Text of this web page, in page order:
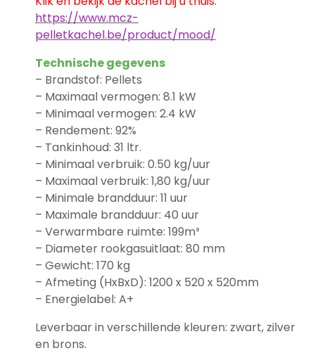
https://www.mcz-
pelletkachel.be/product/mood/
Technische gegevens
– Brandstof: Pellets
– Maximaal vermogen: 8.1 kW
– Minimaal vermogen: 2.4 kW
– Rendement: 92%
– Tankinhoud: 31 ltr.
– Minimaal verbruik: 0.50 kg/uur
– Maximaal verbruik: 1,80 kg/uur
– Minimale brandduur: 11 uur
– Maximale brandduur: 40 uur
– Verwarmbare ruimte: 199m³
– Diameter rookgasuitlaat: 80 mm
– Gewicht: 170 kg
– Afmeting (HxBxD): 1200 x 520 x 520mm
– Energielabel: A+
Leverbaar in verschillende kleuren: zwart, zilver
en brons.